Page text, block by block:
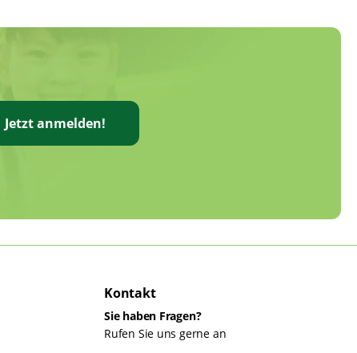
Jetzt anmelden!
Kontakt
Sie haben Fragen?
Rufen Sie uns gerne an